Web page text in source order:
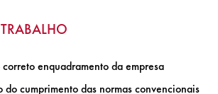
enquadramento da empresa
do cumprimento das normas convencionais